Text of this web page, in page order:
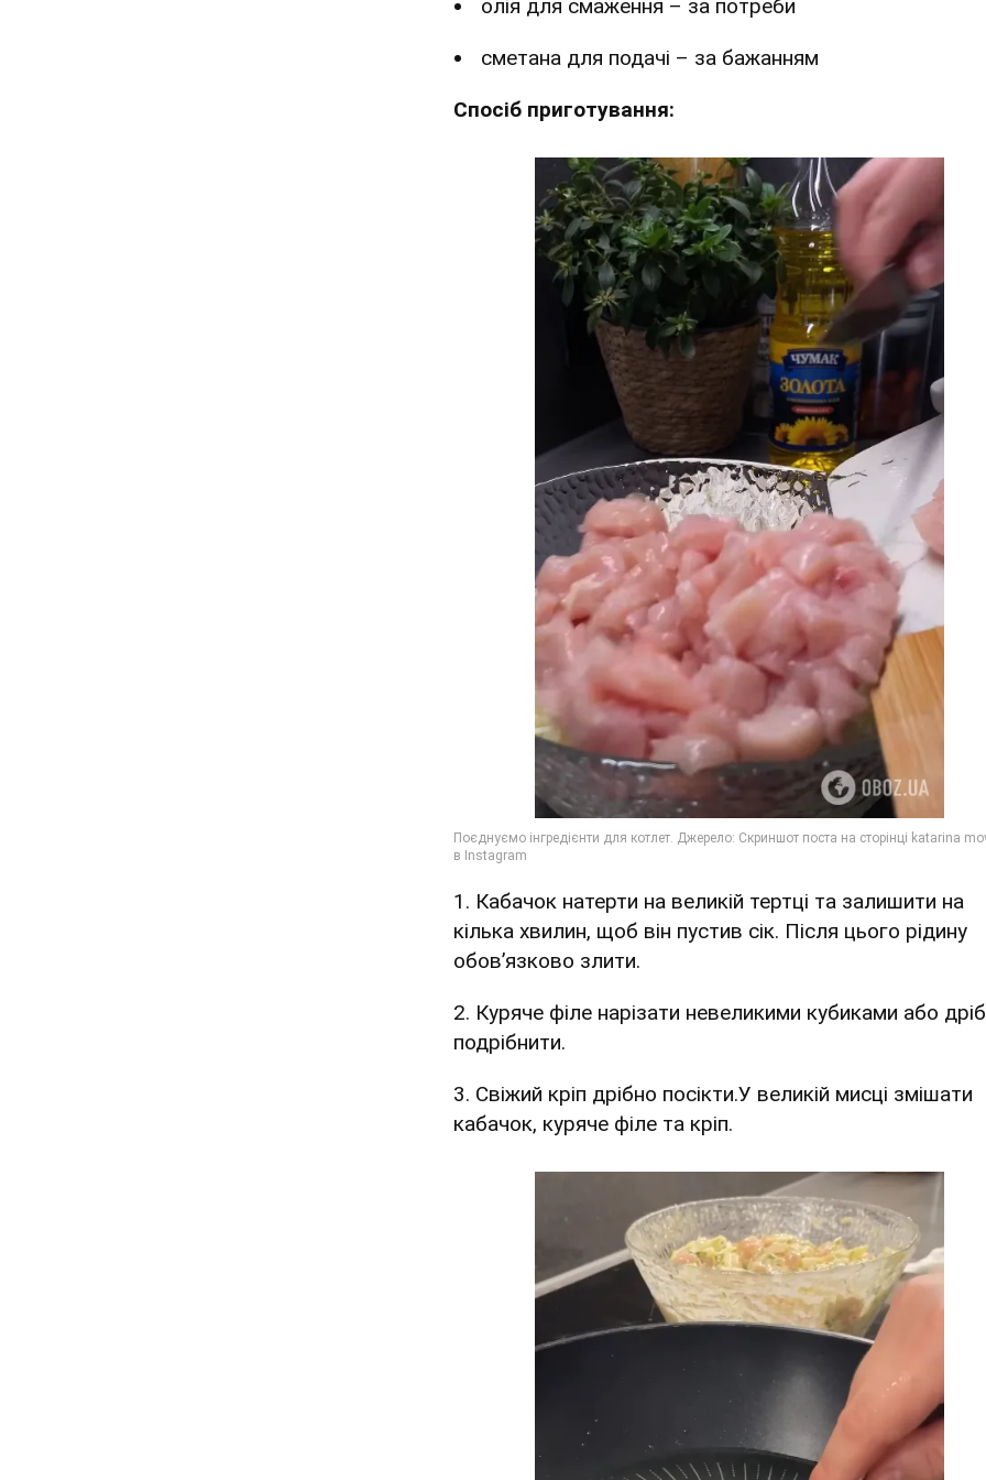
олія для смаження – за потреби
сметана для подачі – за бажанням
Спосіб приготування:
1. Кабачок натерти на великій тертці та залишити на
кілька хвилин, щоб він пустив сік. Після цього рідину
обов’язково злити.
2. Куряче філе нарізати невеликими кубиками або
подрібнити.
3. Свіжий кріп дрібно посікти.У великій мисці змішати
кабачок, куряче філе та кріп.